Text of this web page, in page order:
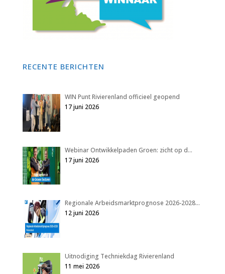
RECENTE BERICHTEN
WIN Punt Rivierenland officieel geopend
17 juni 2026
Webinar Ontwikkelpaden Groen: zicht op d…
17 juni 2026
Regionale Arbeidsmarktprognose 2026-2028…
12 juni 2026
Uitnodiging Techniekdag Rivierenland
11 mei 2026